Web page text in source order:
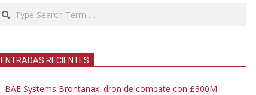
Search
ENTRADAS RECIENTES
BAE Systems Brontanax: dron de combate con £300M